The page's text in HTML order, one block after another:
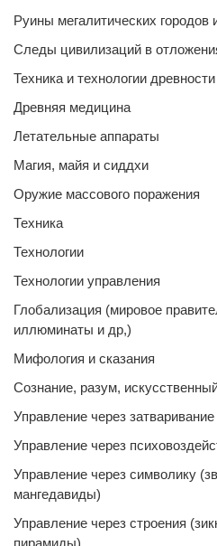
Руины мегалитических городов
Следы цивилизаций в
Техника и технологии древности
Древняя медицина
Летательные аппараты
Магия, майя и сиддхи
Оружие массового поражения
Техника
Технологии
Технологии управления
Глобализация (мировое
иллюминаты и др,)
Мифология и сказания
Сознание, разум,
Управление через затваривание
Управление через
Управление через символику
мангедавиды)
Управление через строения
пирамиды)